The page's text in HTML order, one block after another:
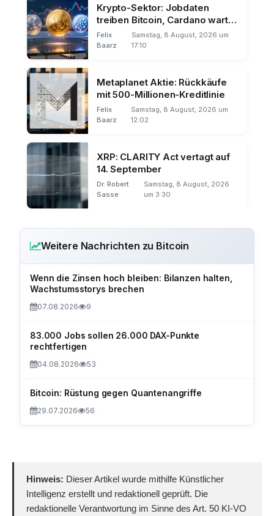
Krypto-Sektor: Jobdaten
treiben Bitcoin, Cardano wartet
auf ETF-Startschuss
Felix
Baarz
Samstag, 8 August, 2026 um
17:10
Metaplanet Aktie: Rückkäufe
mit 500-Millionen-Kreditlinie
Felix
Baarz
Samstag, 8 August, 2026 um
12:02
XRP: CLARITY Act vertagt auf
14. September
Dr. Robert
Sasse
Samstag, 8 August, 2026
um 3:30
Weitere Nachrichten zu Bitcoin
Wenn die Zinsen hoch bleiben: Bilanzen halten,
Wachstumsstorys brechen
07.08.2026 9
83.000 Jobs sollen 26.000 DAX-Punkte
rechtfertigen
04.08.2026 53
Bitcoin: Rüstung gegen Quantenangriffe
29.07.2026 56
Hinweis: Dieser Artikel wurde mithilfe Künstlicher
Intelligenz erstellt und redaktionell geprüft. Die
redaktionelle Verantwortung im Sinne des Art. 50 KI-VO